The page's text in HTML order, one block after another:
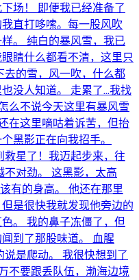
场！ 即便我已经准备了
直打哆嗦。每一股风吹
。 纯白的暴风雪，我已
睛什么都看不清，这里只
的雪，风一吹，什么都
没人知道。 走累了…我找
么不说今天这里有暴风雪
在这里嘀咕着诉苦，但抬
黑影正在向我招手。
星了！我迈起步来，往
对劲。 这黑影，太高
有的身高。 他还在那里
是很快我就发现他旁边的
。 我的鼻子冻僵了，但
到了那股味道。 血腥
是爬动。 我很快想到了
不要跟丢队伍，渤海边境